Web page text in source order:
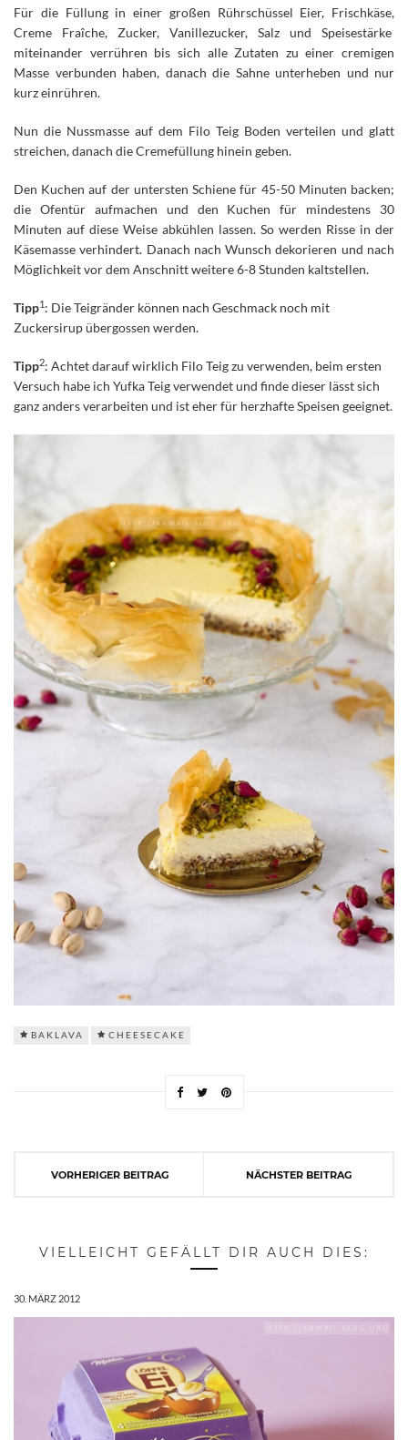
Für die Füllung in einer großen Rührschüssel Eier, Frischkäse,
Creme Fraîche, Zucker, Vanillezucker, Salz und Speisestärke
miteinander verrühren bis sich alle Zutaten zu einer cremigen
Masse verbunden haben, danach die Sahne unterheben und nur
kurz einrühren.
Nun die Nussmasse auf dem Filo Teig Boden verteilen und glatt
streichen, danach die Cremefüllung hinein geben.
Den Kuchen auf der untersten Schiene für 45-50 Minuten backen;
die Ofentür aufmachen und den Kuchen für mindestens 30
Minuten auf diese Weise abkühlen lassen. So werden Risse in der
Käsemasse verhindert. Danach nach Wunsch dekorieren und nach
Möglichkeit vor dem Anschnitt weitere 6-8 Stunden kaltstellen.
Tipp1: Die Teigränder können nach Geschmack noch mit
Zuckersirup übergossen werden.
Tipp2: Achtet darauf wirklich Filo Teig zu verwenden, beim ersten
Versuch habe ich Yufka Teig verwendet und finde dieser lässt sich
ganz anders verarbeiten und ist eher für herzhafte Speisen geeignet.
BAKLAVA CHEESECAKE
VORHERIGER BEITRAG NÄCHSTER BEITRAG
VIELLEICHT GEFÄLLT DIR AUCH DIES:
30. MÄRZ 2012